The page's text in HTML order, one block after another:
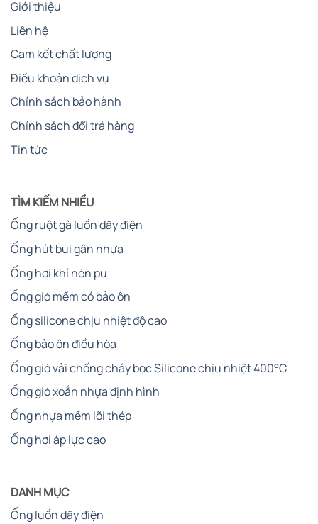
Giới thiệu
Liên hệ
Cam kết chất lượng
Điều khoản dịch vụ
Chính sách bảo hành
Chính sách đổi trả hàng
Tin tức
TÌM KIẾM NHIỀU
Ống ruột gà luồn dây điện
Ống hút bụi gân nhựa
Ống hơi khí nén pu
Ống gió mềm có bảo ôn
Ống silicone chịu nhiệt độ cao
Ống bảo ôn điều hòa
Ống gió vải chống cháy bọc Silicone chịu nhiệt 400°C
Ống gió xoắn nhựa định hình
Ống nhựa mềm lõi thép
Ống hơi áp lực cao
DANH MỤC
Ống luồn dây điện